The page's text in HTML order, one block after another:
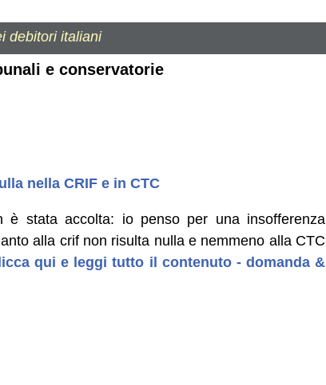
debitori italiani
e conservatorie
nella CRIF e in CTC
stata accolta: io penso per una insofferenza
alla crif non risulta nulla e nemmeno alla CTC
qui e leggi tutto il contenuto - domanda &